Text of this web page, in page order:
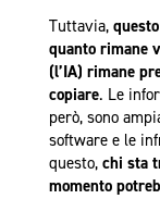
Tuttavia,
quanto rimane
(l’IA) rimane
copiare. Le
però, sono
software e le
questo, chi sta
momento